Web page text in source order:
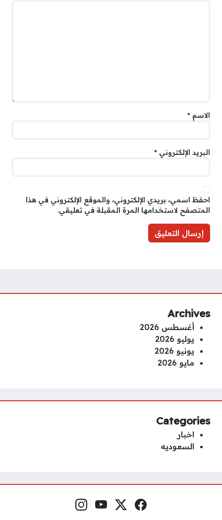
الاسم *
البريد الإلكتروني *
احفظ اسمي، بريدي الإلكتروني، والموقع الإلكتروني في هذا
المتصفح لاستخدامها المرة المقبلة في تعليقي.
Archives
أغسطس 2026
يوليو 2026
يونيو 2026
مايو 2026
Categories
اخبار
السعوديه
مواقع التواصل فيسبوكمنصة إكس
يوتيوبإنستغرام